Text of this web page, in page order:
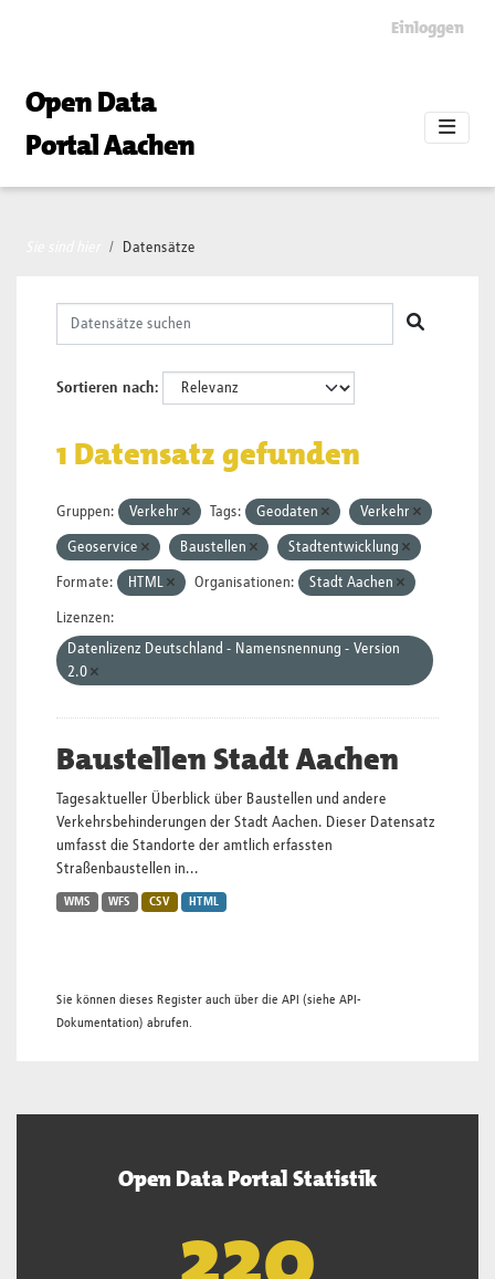
Einloggen
Open Data
Portal Aachen
Datensätze
Sortieren nach
1 Datensatz gefunden
Gruppen: Verkehr Tags: Geodaten Verkehr
Geoservice Baustellen Stadtentwicklung
Formate: HTML Organisationen: Stadt Aachen
Lizenzen:
Datenlizenz Deutschland - Namensnennung - Version
2.0
Baustellen Stadt Aachen
Tagesaktueller Überblick über Baustellen und andere
Verkehrsbehinderungen der Stadt Aachen. Dieser Datensatz
umfasst die Standorte der amtlich erfassten
Straßenbaustellen in...
WMS WFS CSV HTML
Sie können dieses Register auch über die API (siehe API-
Dokumentation) abrufen.
Open Data Portal Statistik